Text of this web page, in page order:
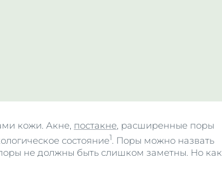
кожи. Акне, постакне , расширенные поры
состояние1
. Поры можно назвать
не должны быть слишком заметны. Но как